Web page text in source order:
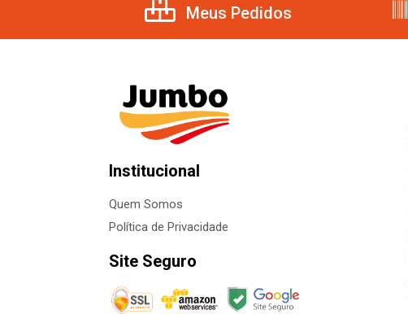
Meus Pedidos
Institucional
Quem Somos
Política de Privacidade
Site Seguro